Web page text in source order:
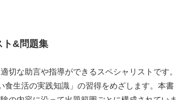
ト&問題集
切な助言や指導ができるスペシャリストです。
生活の実践知識」の習得をめざします。本書